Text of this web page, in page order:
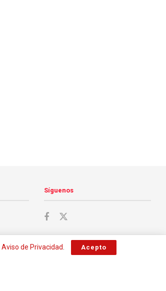
Síguenos
Aviso de Privacidad Acepto